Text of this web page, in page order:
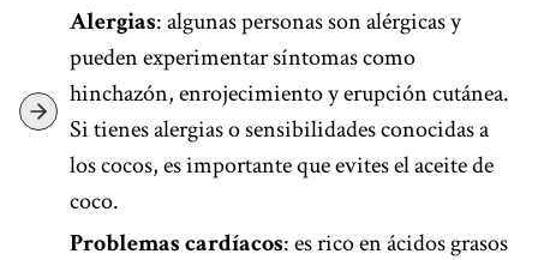
Alergias: algunas personas son alérgicas y
pueden experimentar síntomas como
hinchazón, enrojecimiento y erupción cutánea.
Si tienes alergias o sensibilidades conocidas a
los cocos, es importante que evites el aceite de
coco.
Problemas cardíacos: es rico en ácidos grasos